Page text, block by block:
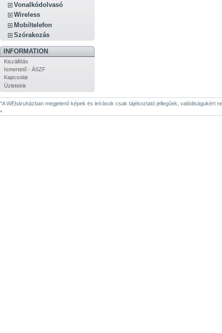
Vonalkódolvasó
Wireless
Mobiltelefon
Szórakozás
INFORMATION
Kiszállítás
Ismertető - ÁSZF
Kapcsolat
Üzleteink
"A WEbáruházban megjelenő képek és leírások csak tájékoztató jellegűek, valódiságukért
*